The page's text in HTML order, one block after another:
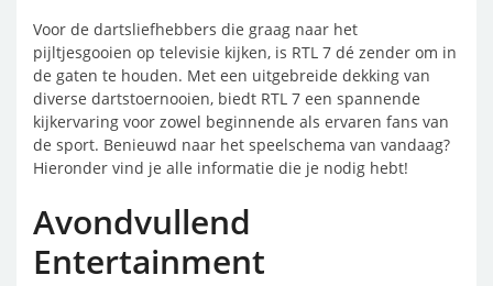
Voor de dartsliefhebbers die graag naar het
pijltjesgooien op televisie kijken, is RTL 7 dé zender om in
de gaten te houden. Met een uitgebreide dekking van
diverse dartstoernooien, biedt RTL 7 een spannende
kijkervaring voor zowel beginnende als ervaren fans van
de sport. Benieuwd naar het speelschema van vandaag?
Hieronder vind je alle informatie die je nodig hebt!
Avondvullend
Entertainment